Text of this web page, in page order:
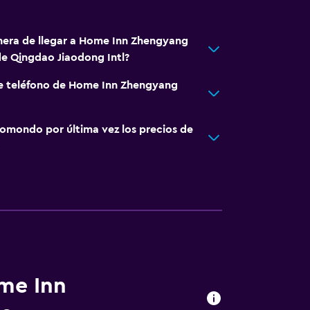
de llegar a Home Inn Zhengyang
Qingdao Jiaodong Intl?
teléfono de Home Inn Zhengyang
por última vez los precios de
Inn